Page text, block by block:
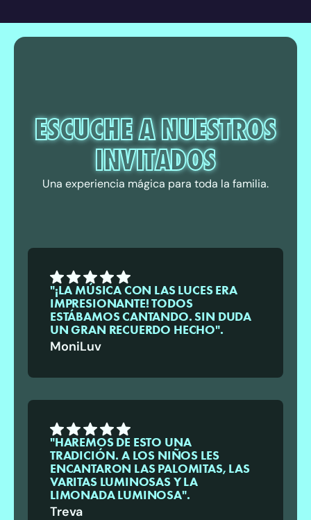
ESCUCHE A NUESTROS
INVITADOS
Una experiencia mágica para toda la familia.
"¡LA MÚSICA CON LAS LUCES ERA
IMPRESIONANTE! TODOS
ESTÁBAMOS CANTANDO. SIN DUDA
UN GRAN RECUERDO HECHO".
MoniLuv
"HAREMOS DE ESTO UNA
TRADICIÓN. A LOS NIÑOS LES
ENCANTARON LAS PALOMITAS, LAS
VARITAS LUMINOSAS Y LA
LIMONADA LUMINOSA".
Treva